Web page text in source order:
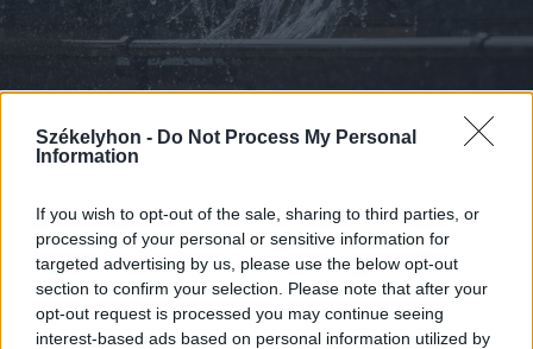
Székelyhon - Do Not Process My Personal
Information
If you wish to opt-out of the sale, sharing to third parties, or
processing of your personal or sensitive information for
targeted advertising by us, please use the below opt-out
section to confirm your selection. Please note that after your
opt-out request is processed you may continue seeing
interest-based ads based on personal information utilized by
2026. augusztus 08., szombat
Viharos nap elé nézünk
Székelyföldön